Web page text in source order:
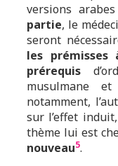
versions
partie, le
seront
les prémisses
prérequis
musulmane
notamment,
sur l’effet
thème lui est
nouveau5.